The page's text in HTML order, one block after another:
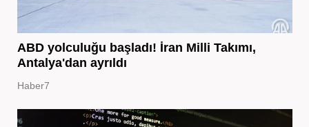
ABD yolculuğu başladı! İran Milli Takımı,
Antalya'dan ayrıldı
Haber7